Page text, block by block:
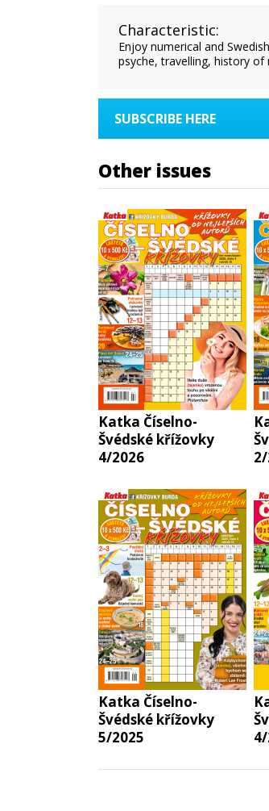
Characteristic:
Enjoy numerical and
psyche, travelling, history
SUBSCRIBE HERE
Other issues
Katka Číselno-
Švédské křížovky
4/2026
Katka Číselno-
Švédské křížovky
5/2025